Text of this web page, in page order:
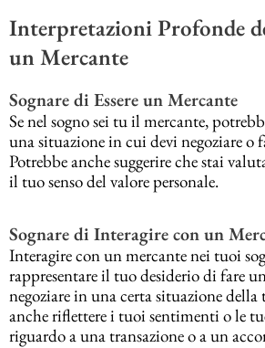
Interpretazioni Profonde
un Mercante
Sognare di Essere un Mercante
Se nel sogno sei tu il mercante,
una situazione in cui devi negoziare o
Potrebbe anche suggerire che stai
il tuo senso del valore personale.
Sognare di Interagire con un
Interagire con un mercante nei tuoi
rappresentare il tuo desiderio di fare
negoziare in una certa situazione
anche riflettere i tuoi sentimenti o le
riguardo a una transazione o a un